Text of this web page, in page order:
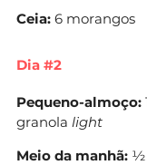
Ceia: 6 morangos
Dia #2
Pequeno-almoço:
granola light
Meio da manhã: ½